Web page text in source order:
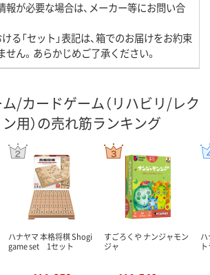
報が必要な場合は、メーカー等にお問い合
る「セット」表記は、箱でのお届けをお約束
ん。あらかじめご了承ください。
/カードゲーム（リハビリ/レク
用）の売れ筋ランキング
ハナヤマ 本格将棋 Shogi
game set 1セット
すごろくや ナンジャモン
ジャ